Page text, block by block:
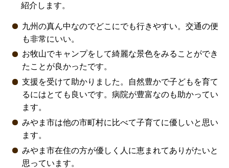
紹介します。
九州の真ん中なのでどこにでも行きやすい。交通の便
も非常にいい。
お牧山でキャンプをして綺麗な景色をみることができ
たことが良かったです。
支援を受けて助かりました。自然豊かで子どもを育て
るにはとても良いです。病院が豊富なのも助かってい
ます。
みやま市は他の市町村に比べて子育てに優しいと思い
ます。
みやま市在住の方が優しく人に恵まれてありがたいと
思っています。